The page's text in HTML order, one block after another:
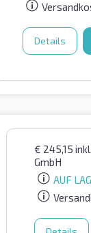
Details
€ 245,15
GmbH
AUF